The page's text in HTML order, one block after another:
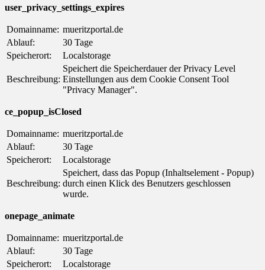
user_privacy_settings_expires
Domainname: mueritzportal.de
Ablauf:
30 Tage
Speicherort:
Localstorage
Beschreibung:
Speichert die Speicherdauer der Privacy Level
Einstellungen aus dem Cookie Consent Tool
"Privacy Manager".
ce_popup_isClosed
Domainname: mueritzportal.de
Ablauf:
30 Tage
Speicherort:
Localstorage
Beschreibung:
Speichert, dass das Popup (Inhaltselement - Popup)
durch einen Klick des Benutzers geschlossen
wurde.
onepage_animate
Domainname: mueritzportal.de
Ablauf:
30 Tage
Speicherort:
Localstorage